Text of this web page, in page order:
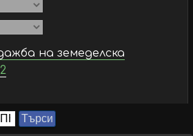
на земеделска